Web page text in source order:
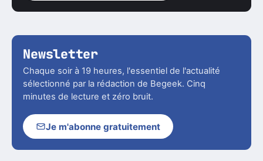
Newsletter
Chaque soir à 19 heures, l'essentiel de l'actualité
sélectionné par la rédaction de Begeek. Cinq
minutes de lecture et zéro bruit.
Je m'abonne gratuitement